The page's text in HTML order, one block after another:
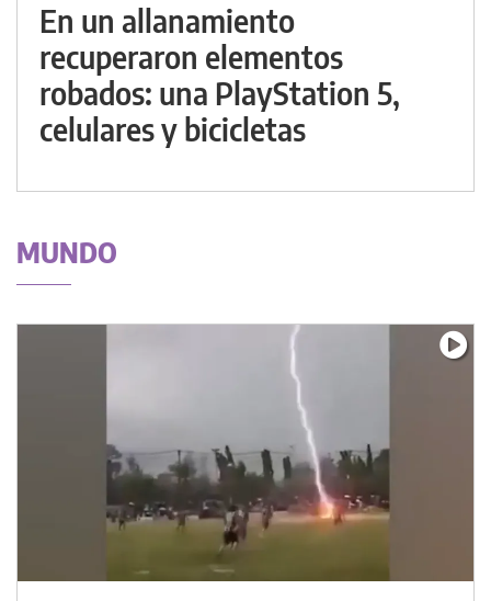
En un allanamiento
recuperaron elementos
robados: una PlayStation 5,
celulares y bicicletas
MUNDO